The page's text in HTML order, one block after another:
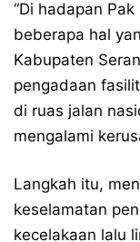
“Di hadapan
beberapa hal
Kabupaten
pengadaan
di ruas jalan
mengalami
Langkah itu,
keselamatan
kecelakaan lalu